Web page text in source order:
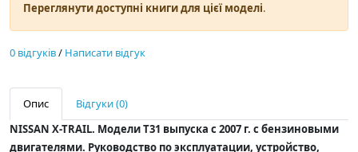
Переглянути доступні книги для цієї моделі.
0 відгуків/ Написати відгук
Опис
Відгуки (0)
NISSAN X-TRAIL. Модели T31 выпуска с 2007 г. с бензиновыми
двигателями. Руководство по эксплуатации, устройство,